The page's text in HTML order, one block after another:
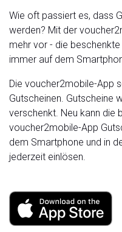
Wie oft passiert es, dass
werden? Mit der
mehr vor - die
immer auf dem
Die voucher2mobile-App
Gutscheinen. Gutscheine
verschenkt. Neu kann die
voucher2mobile-App
dem Smartphone und in
jederzeit einlösen.